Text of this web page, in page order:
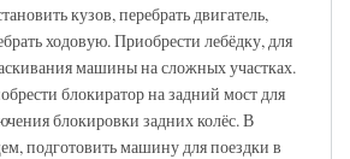
кузов, перебрать двигатель,
ходовую. Приобрести лебёдку, для
машины на сложных участках.
блокиратор на задний мост для
блокировки задних колёс. В
подготовить машину для поездки в